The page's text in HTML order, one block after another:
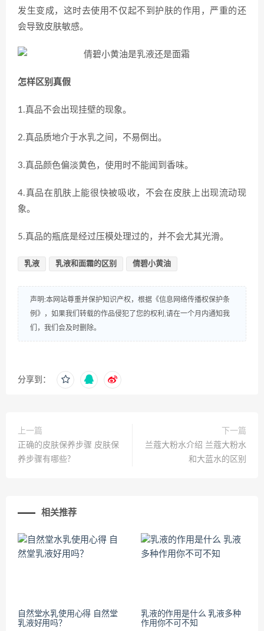
发生变成，这时去使用不仅起不到护肤的作用，严重的还
会导致皮肤敏感。
怎样区别真假
1.真品不会出现挂壁的现象。
2.真品质地介于水乳之间，不易倒出。
3.真品颜色偏淡黄色，使用时不能闻到香味。
4.真品在肌肤上能很快被吸收，不会在皮肤上出现流动现
象。
5.真品的瓶底是经过压模处理过的，并不会尤其光滑。
乳液 乳液和面霜的区别 倩碧小黄油
声明:本网站尊重并保护知识产权，根据《信息网络传播权保护条
例》，如果我们转载的作品侵犯了您的权利,请在一个月内通知我
们，我们会及时删除。
分享到：
上一篇
正确的皮肤保养步骤 皮肤保
养步骤有哪些?
下一篇
兰蔻大粉水介绍 兰蔻大粉水
和大蓝水的区别
相关推荐
自然堂水乳使用心得 自然堂
乳液好用吗？
乳液的作用是什么 乳液多种
作用你不可不知